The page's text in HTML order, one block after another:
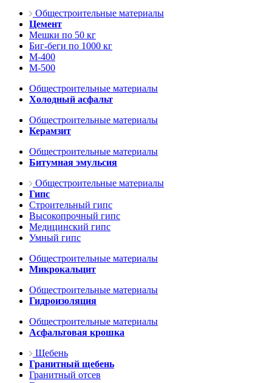
Общестроительные материалы
Цемент
Мешки по 50 кг
Биг-беги по 1000 кг
М-400
М-500
Общестроительные материалы
Холодный асфальт
Общестроительные материалы
Керамзит
Общестроительные материалы
Битумная эмульсия
Общестроительные материалы
Гипс
Строительный гипс
Высокопрочный гипс
Медицинский гипс
Умный гипс
Общестроительные материалы
Микрокальцит
Общестроительные материалы
Гидроизоляция
Общестроительные материалы
Асфальтовая крошка
Щебень
Гранитный щебень
Гранитный отсев